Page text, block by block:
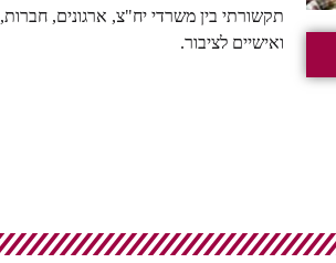
תקשורתי בין משרדי יח"צ, ארגונים, חברות,
ואישיים לציבור.